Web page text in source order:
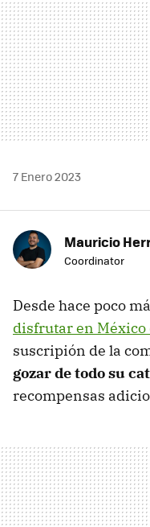
7 Enero 2023
Mauricio
Coordinator
Desde hace poco
disfrutar en México
suscripión de la
gozar de todo su
recompensas